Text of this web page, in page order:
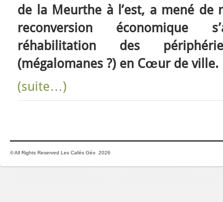
de la Meurthe à l’est, a mené de
reconversion économique
réhabilitation des
(mégalomanes ?) en Cœur de ville.
(suite…)
© All Rights Reserved Les Cafés Géo 2026